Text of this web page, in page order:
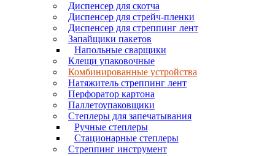
Диспенсер для скотча
Диспенсер для стрейч-пленки
Диспенсер для стреппинг лент
Запайщики пакетов
Напольные сварщики
Клещи упаковочные
Комбинированные устройства
Натяжитель стреппинг лент
Перфоратор картона
Паллетоупаковщики
Степлеры для запечатывания
Ручные степлеры
Стационарные степлеры
Стреппинг инструмент